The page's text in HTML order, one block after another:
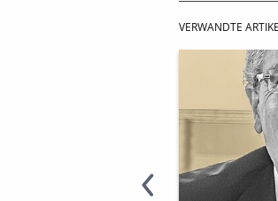
VERWANDTE